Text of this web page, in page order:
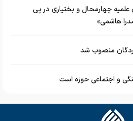
چهارمحال و بختیاری در پی
هاشمی»
منصوب شد
و اجتماعی حوزه است